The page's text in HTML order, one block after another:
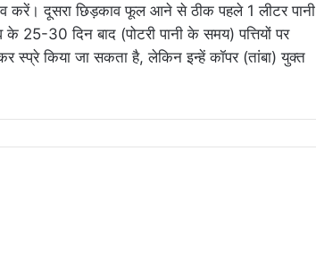
करें। दूसरा छिड़काव फूल आने से ठीक पहले 1 लीटर पानी
25-30 दिन बाद (पोटरी पानी के समय) पत्तियों पर
स्प्रे किया जा सकता है, लेकिन इन्हें कॉपर (तांबा) युक्त